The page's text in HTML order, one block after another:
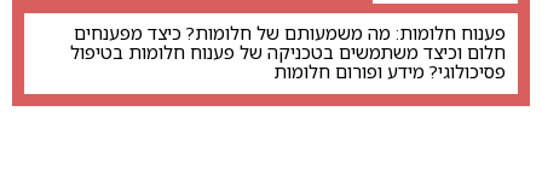
פענוח חלומות: מה משמעותם של חלומות? כיצד מפענחים
חלום וכיצד משתמשים בטכניקה של פענוח חלומות בטיפול
פסיכולוגי? מידע ופורום חלומות